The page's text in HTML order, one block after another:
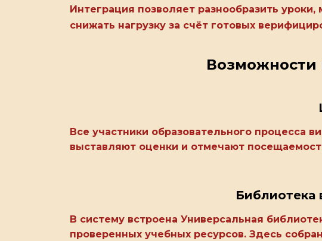
Интеграция позволяет разнообразить
снижать нагрузку за счёт готовых
Все участники образовательного процесса
выставляют оценки и отмечают
В систему встроена Универсальная
проверенных учебных ресурсов. Здесь